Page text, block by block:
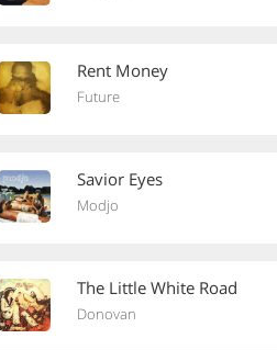
Rent Money
Future
Savior Eyes
Modjo
The Little White Road
Donovan